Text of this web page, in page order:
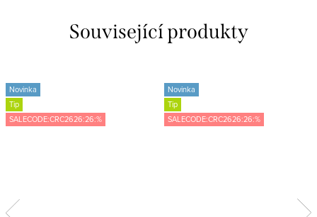
Související produkty
Novinka
Tip
SALECODE:CRC2626:26:%
Novinka
Tip
SALECODE:CRC2626:26:%